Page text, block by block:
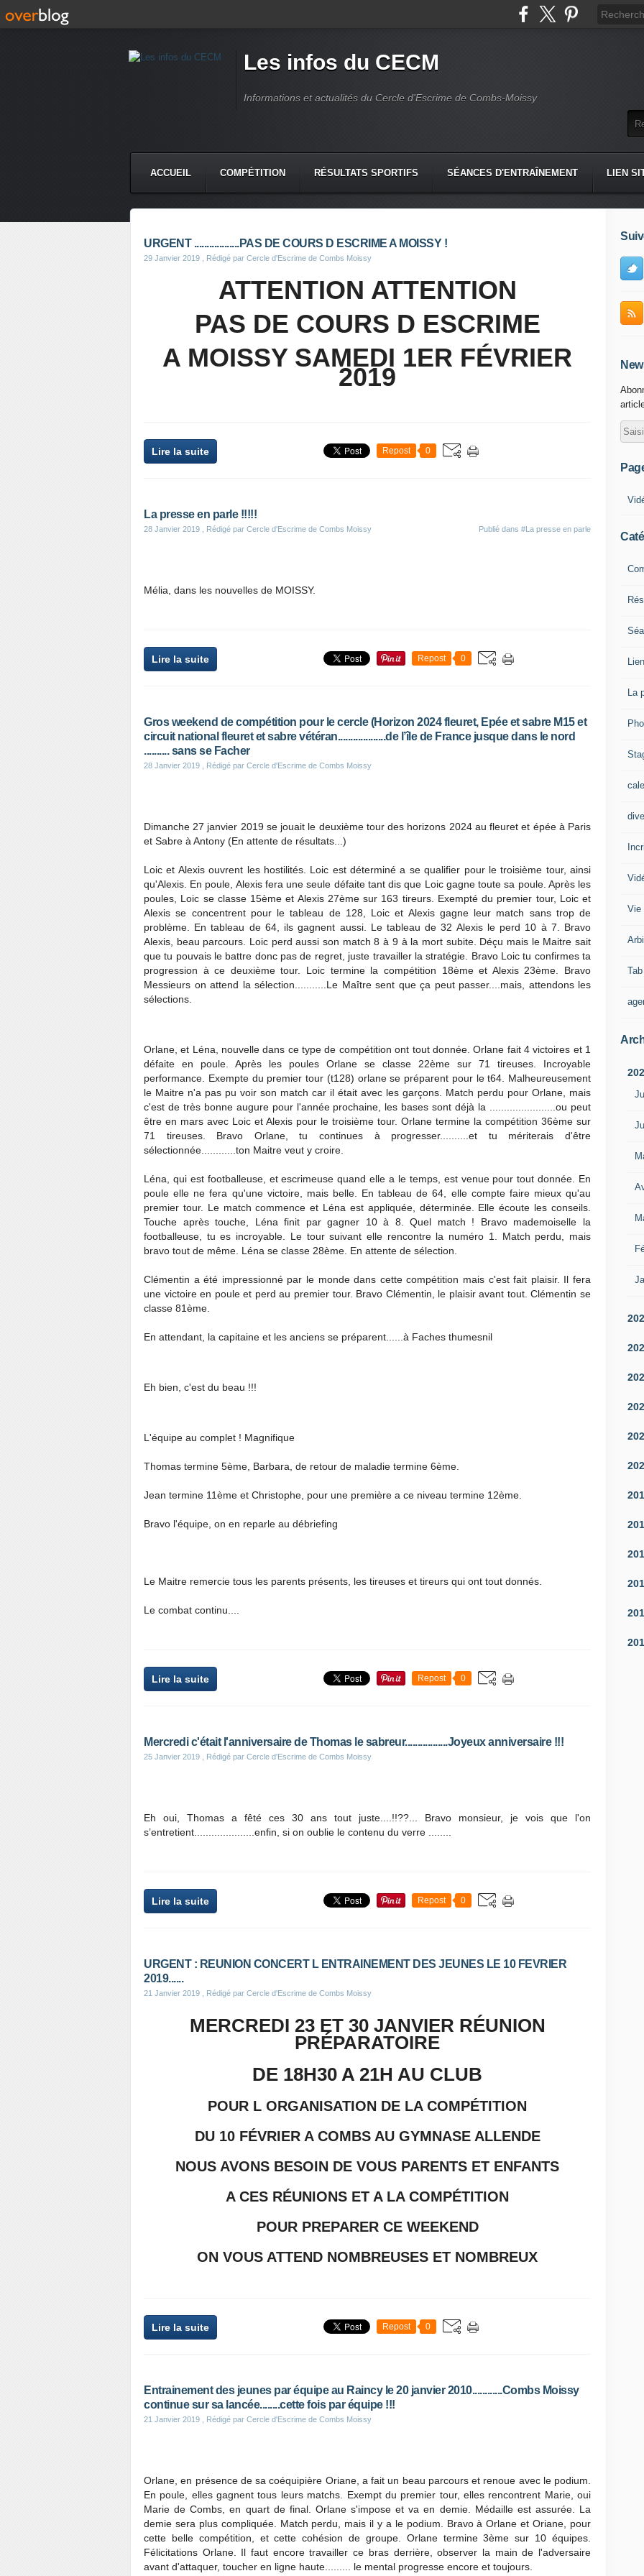
Les infos du CECM
Informations et actualités du Cercle d'Escrime de Combs-Moissy
ACCUEIL COMPÉTITION RÉSULTATS SPORTIFS SÉANCES D'ENTRAÎNEMENT LIEN
URGENT ..................PAS DE COURS D ESCRIME A MOISSY !
29 Janvier 2019 , Rédigé par Cercle d'Escrime de Combs Moissy
ATTENTION ATTENTION
PAS DE COURS D ESCRIME
A MOISSY SAMEDI 1ER FÉVRIER
2019
Lire la suite Repost 0
La presse en parle !!!!!
28 Janvier 2019 , Rédigé par Cercle d'Escrime de Combs Moissy Publié dans #La presse en parle
Mélia, dans les nouvelles de MOISSY.
Lire la suite Repost 0
Gros weekend de compétition pour le cercle (Horizon 2024 fleuret, Epée et sabre M15 et
circuit national fleuret et sabre vétéran...................de l’île de France jusque dans le nord
.......... sans se Facher
28 Janvier 2019 , Rédigé par Cercle d'Escrime de Combs Moissy
Dimanche 27 janvier 2019 se jouait le deuxième tour des horizons 2024 au fleuret et épée à Paris
et Sabre à Antony (En attente de résultats...)
Loic et Alexis ouvrent les hostilités. Loic est déterminé a se qualifier pour le troisième tour, ainsi
qu'Alexis. En poule, Alexis fera une seule défaite tant dis que Loic gagne toute sa poule. Après les
poules, Loic se classe 15ème et Alexis 27ème sur 163 tireurs. Exempté du premier tour, Loic et
Alexis se concentrent pour le tableau de 128, Loic et Alexis gagne leur match sans trop de
problème. En tableau de 64, ils gagnent aussi. Le tableau de 32 Alexis le perd 10 à 7. Bravo
Alexis, beau parcours. Loic perd aussi son match 8 à 9 à la mort subite. Déçu mais le Maitre sait
que tu pouvais le battre donc pas de regret, juste travailler la stratégie. Bravo Loic tu confirmes ta
progression à ce deuxième tour. Loic termine la compétition 18ème et Alexis 23ème. Bravo
Messieurs on attend la sélection...........Le Maître sent que ça peut passer....mais, attendons les
sélections.
Orlane, et Léna, nouvelle dans ce type de compétition ont tout donnée. Orlane fait 4 victoires et 1
défaite en poule. Après les poules Orlane se classe 22ème sur 71 tireuses. Incroyable
performance. Exempte du premier tour (t128) orlane se préparent pour le t64. Malheureusement
le Maitre n'a pas pu voir son match car il était avec les garçons. Match perdu pour Orlane, mais
c'est de très bonne augure pour l'année prochaine, les bases sont déjà la .......................ou peut
être en mars avec Loic et Alexis pour le troisième tour. Orlane termine la compétition 36ème sur
71 tireuses. Bravo Orlane, tu continues à progresser..........et tu mériterais d'être
sélectionnée............ton Maitre veut y croire.
Léna, qui est footballeuse, et escrimeuse quand elle a le temps, est venue pour tout donnée. En
poule elle ne fera qu'une victoire, mais belle. En tableau de 64, elle compte faire mieux qu'au
premier tour. Le match commence et Léna est appliquée, déterminée. Elle écoute les conseils.
Touche après touche, Léna finit par gagner 10 à 8. Quel match ! Bravo mademoiselle la
footballeuse, tu es incroyable. Le tour suivant elle rencontre la numéro 1. Match perdu, mais
bravo tout de même. Léna se classe 28ème. En attente de sélection.
Clémentin a été impressionné par le monde dans cette compétition mais c'est fait plaisir. Il fera
une victoire en poule et perd au premier tour. Bravo Clémentin, le plaisir avant tout. Clémentin se
classe 81ème.
En attendant, la capitaine et les anciens se préparent......à Faches thumesnil
Eh bien, c'est du beau !!!
L'équipe au complet ! Magnifique
Thomas termine 5ème, Barbara, de retour de maladie termine 6ème.
Jean termine 11ème et Christophe, pour une première a ce niveau termine 12ème.
Bravo l'équipe, on en reparle au débriefing
Le Maitre remercie tous les parents présents, les tireuses et tireurs qui ont tout donnés.
Le combat continu....
Lire la suite Repost 0
Mercredi c'était l'anniversaire de Thomas le sabreur.................Joyeux anniversaire !!!
25 Janvier 2019 , Rédigé par Cercle d'Escrime de Combs Moissy
Eh oui, Thomas a fêté ces 30 ans tout juste....!!??... Bravo monsieur, je vois que l'on
s’entretient.....................enfin, si on oublie le contenu du verre ........
Lire la suite Repost 0
URGENT : REUNION CONCERT L ENTRAINEMENT DES JEUNES LE 10 FEVRIER
2019......
21 Janvier 2019 , Rédigé par Cercle d'Escrime de Combs Moissy
MERCREDI 23 ET 30 JANVIER RÉUNION
PRÉPARATOIRE
DE 18H30 A 21H AU CLUB
POUR L ORGANISATION DE LA COMPÉTITION
DU 10 FÉVRIER A COMBS AU GYMNASE ALLENDE
NOUS AVONS BESOIN DE VOUS PARENTS ET ENFANTS
A CES RÉUNIONS ET A LA COMPÉTITION
POUR PREPARER CE WEEKEND
ON VOUS ATTEND NOMBREUSES ET NOMBREUX
Lire la suite Repost 0
Entrainement des jeunes par équipe au Raincy le 20 janvier 2010............Combs Moissy
continue sur sa lancée........cette fois par équipe !!!
21 Janvier 2019 , Rédigé par Cercle d'Escrime de Combs Moissy
Orlane, en présence de sa coéquipière Oriane, a fait un beau parcours et renoue avec le podium.
En poule, elles gagnent tous leurs matchs. Exempt du premier tour, elles rencontrent Marie, oui
Marie de Combs, en quart de final. Orlane s'impose et va en demie. Médaille est assurée. La
demie sera plus compliquée. Match perdu, mais il y a le podium. Bravo à Orlane et Oriane, pour
cette belle compétition, et cette cohésion de groupe. Orlane termine 3ème sur 10 équipes.
Félicitations Orlane. Il faut encore travailler ce bras derrière, observer la main de l'adversaire
avant d'attaquer, toucher en ligne haute......... le mental progresse encore et toujours.
La
Vie
Tab